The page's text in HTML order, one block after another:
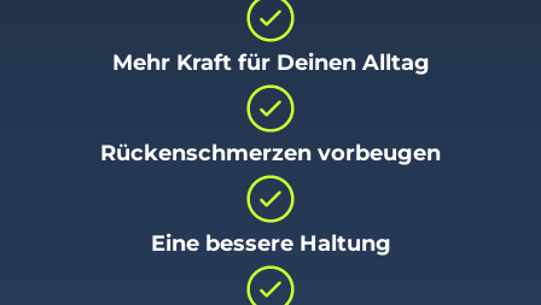
Mehr Kraft für Deinen Alltag
Rückenschmerzen vorbeugen
Eine bessere Haltung